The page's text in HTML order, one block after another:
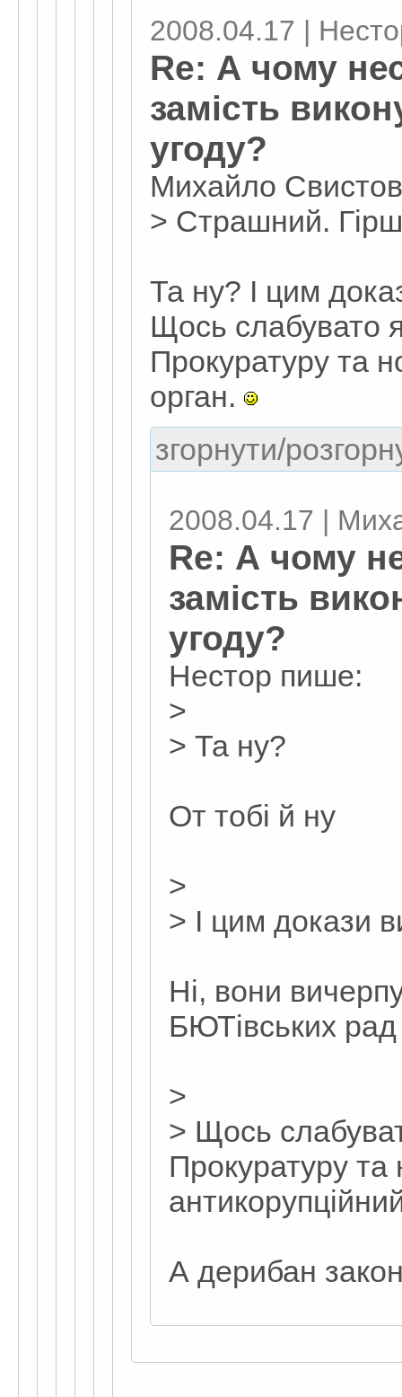
2008.04.17 |
Re: А чому
замість
угоду?
Михайло
> Страшний.
Та ну? І цим
Щось слабувато
Прокуратуру та
орган.
згорнути/
2008.04.17 |
Re: А чому
замість
угоду?
Нестор пише:
>
> Та ну?
От тобі й ну
>
> І цим докази
Ні, вони
БЮТівських рад
>
> Щось
Прокуратуру та
А дерибан